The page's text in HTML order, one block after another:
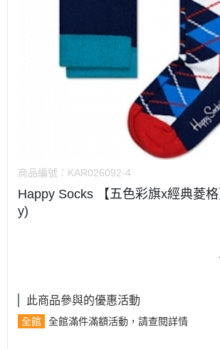
商品編號： KAR026092-4
Happy Socks 【五色彩旗x經典菱
y)
此商品參與的優惠活動
全館 全館滿件滿額活動，請查閱詳情